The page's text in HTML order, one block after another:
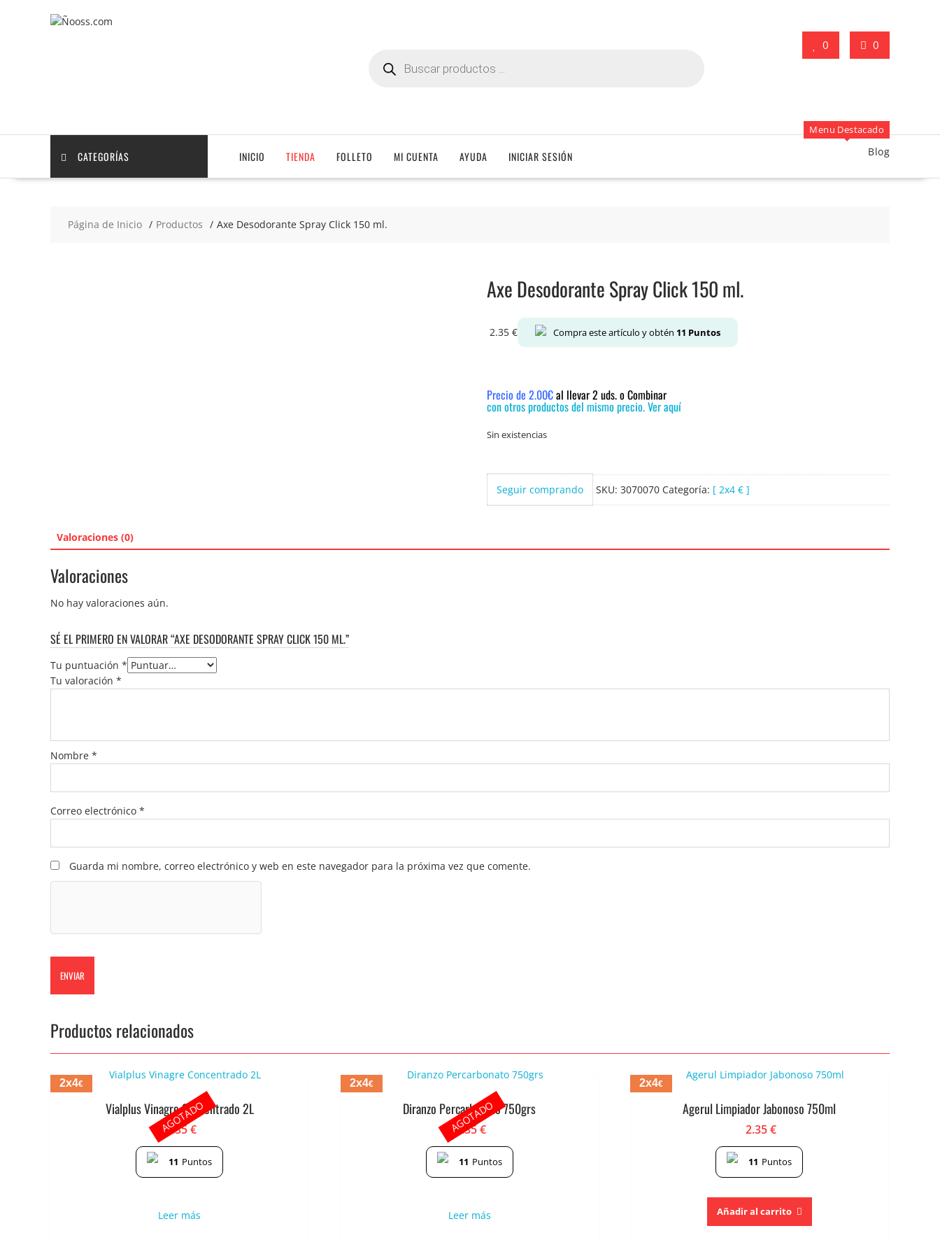
0 0
productos
CATEGORÍAS INICIO TIENDA FOLLETO MI CUENTA AYUDA INICIAR SESIÓN
Menu Destacado
Blog
Página de Inicio Productos Axe Desodorante Spray Click 150 ml.
Axe Desodorante Spray Click 150 ml.
2.35 € Compra este artículo y obtén 11 Puntos
Precio de 2.00€al llevar 2 uds. o Combinar
con otros productos del mismo precio. Ver aquí
Sin existencias
Seguir comprando SKU: 3070070 Categoría: [ 2x4 € ]
Valoraciones (0)
Valoraciones
No hay valoraciones aún.
SÉ EL PRIMERO EN VALORAR “AXE DESODORANTE SPRAY CLICK 150 ML.”
Tu puntuación *
Tu valoración *
Nombre *
Correo electrónico *
Guarda mi nombre, correo electrónico y web en este navegador para la próxima vez que comente.
Productos relacionados
2x4€
Vialplus Vinagre Concentrado 2L
2.35€
11 Puntos
Leer más
AGOTADO
2x4€
Diranzo Percarbonato 750grs
2.35€
11 Puntos
Leer más
AGOTADO
2x4€
Agerul Limpiador Jabonoso 750ml
2.35€
11 Puntos
Añadir al carrito